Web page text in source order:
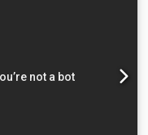
Sie auf
Deutsch, Spanisch